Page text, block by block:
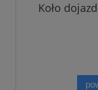
Koło